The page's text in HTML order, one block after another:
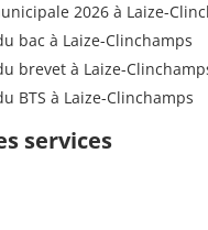
2026 à Laize-
bac à Laize-Clinchamps
brevet à Laize-
BTS à Laize-Clinchamps
services